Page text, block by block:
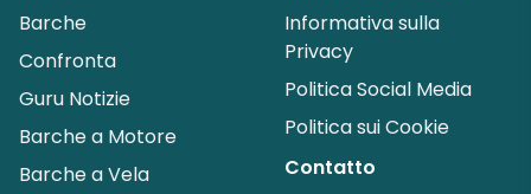
Barche
Confronta
Guru Notizie
Barche a Motore
Barche a Vela
Informativa sulla
Privacy
Politica Social Media
Politica sui Cookie
Contatto